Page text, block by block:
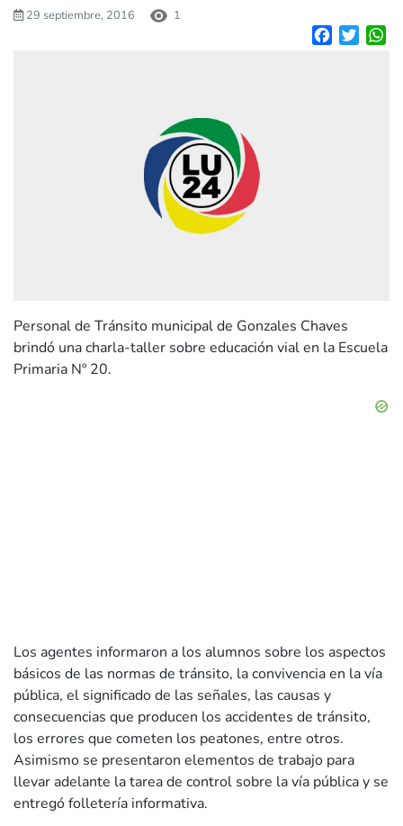
29 septiembre, 2016 1
Facebook
Personal de Tránsito municipal de Gonzales Chaves
brindó una charla-taller sobre educación vial en la Escuela
Primaria Nº 20.
Los agentes informaron a los alumnos sobre los aspectos
básicos de las normas de tránsito, la convivencia en la vía
pública, el significado de las señales, las causas y
consecuencias que producen los accidentes de tránsito,
los errores que cometen los peatones, entre otros.
Asimismo se presentaron elementos de trabajo para
llevar adelante la tarea de control sobre la vía pública y se
entregó folletería informativa.